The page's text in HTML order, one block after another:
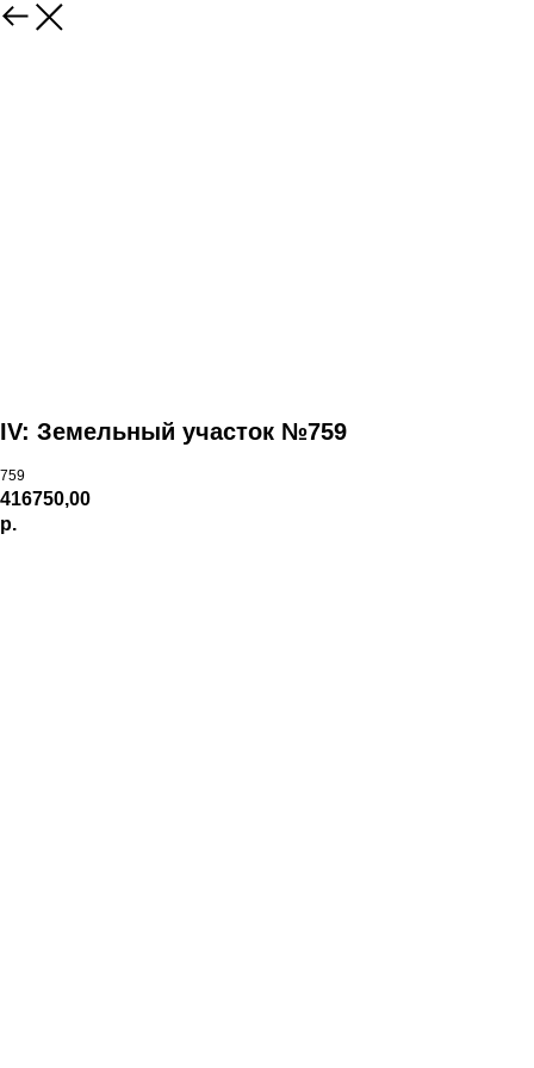
IV: Земельный участок №759
759
416750,00
р.